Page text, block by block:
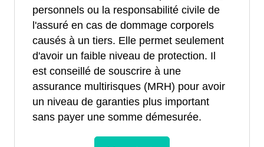
personnels ou la responsabilité civile de
l'assuré en cas de dommage corporels
causés à un tiers. Elle permet seulement
d'avoir un faible niveau de protection. Il
est conseillé de souscrire à une
assurance multirisques (MRH) pour avoir
un niveau de garanties plus important
sans payer une somme démesurée.